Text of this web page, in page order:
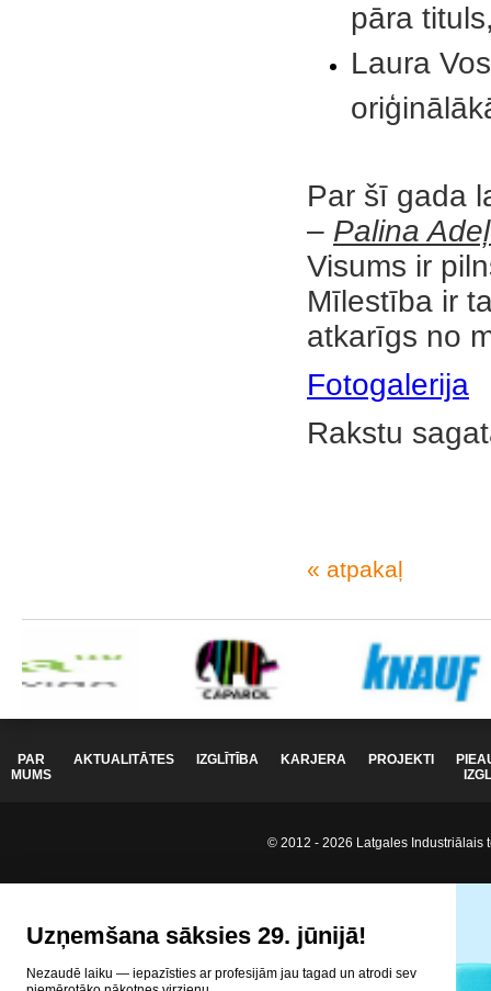
pāra
Laura
Par šī gada
– Palina
Visums ir
Mīlestība ir
atkarīgs no
Fotogalerija
Rakstu
« atpakaļ
PAR
MUMS
AKTUALITĀTES IZGLĪTĪBA KARJERA PROJEKTI
© 2012 - 2026 Latgales Industriālais
Uzņemšana sāksies 29. jūnijā!
Nezaudē laiku — iepazīsties ar profesijām jau tagad un atrodi sev